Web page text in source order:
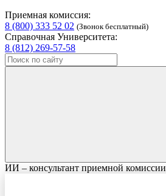
Приемная комиссия:
8 (800) 333 52 02 (Звонок бесплатный)
Справочная Университета:
8 (812) 269-57-58
ИИ – консультант приемной комиссии